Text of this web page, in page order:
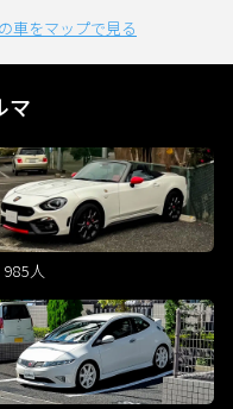
車をマップで見る
マ
985人